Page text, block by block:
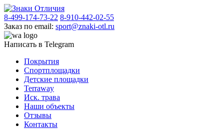
8-499-174-73-22 8-910-442-02-55
Заказ по email: sport@znaki-otl.ru
Написать в Telegram
Покрытия
Спортплощадки
Детские площадки
Terraway
Иск. трава
Наши объекты
Отзывы
Контакты